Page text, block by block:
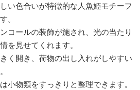
い色合いが特徴的な人魚姫モチーフ
。
コールの装飾が施され、光の当たり
を見せてくれます。
く開き、荷物の出し入れがしやすい
小物類をすっきりと整理できます。